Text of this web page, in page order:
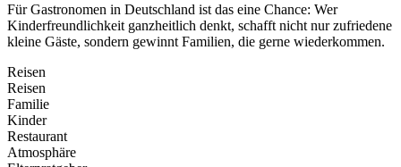
Für Gastronomen in Deutschland ist das eine Chance: Wer
Kinderfreundlichkeit ganzheitlich denkt, schafft nicht nur zufriedene
kleine Gäste, sondern gewinnt Familien, die gerne wiederkommen.
Reisen
Reisen
Familie
Kinder
Restaurant
Atmosphäre